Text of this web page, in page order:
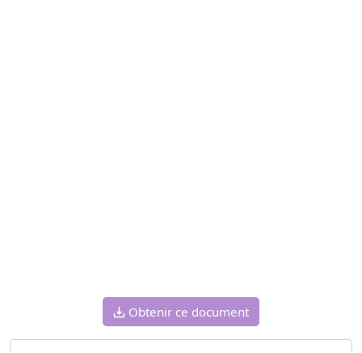
Obtenir ce document